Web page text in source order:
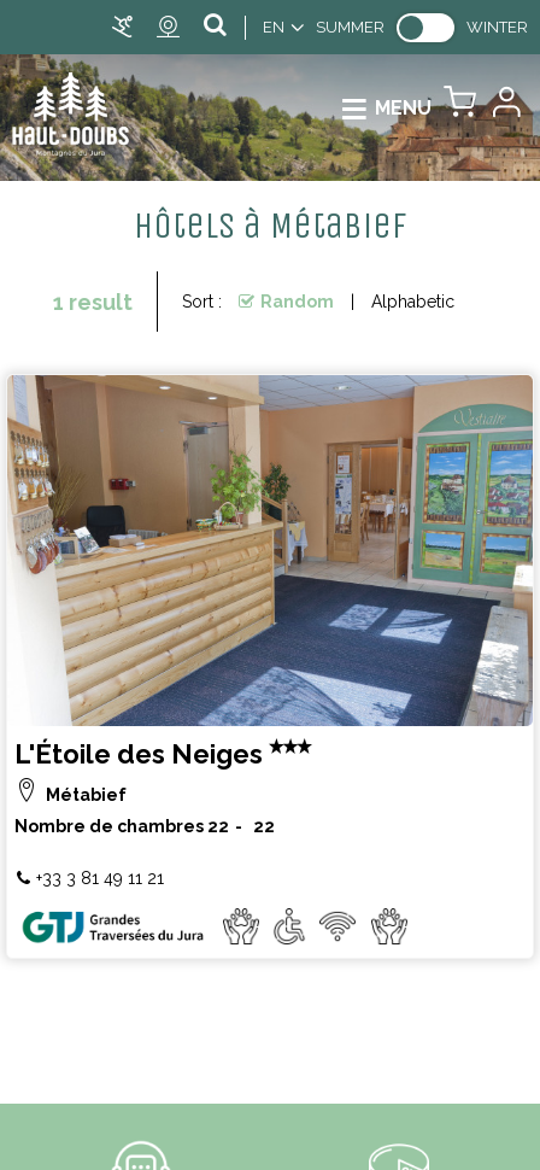
EN SUMMER WINTER
MENU
Hôtels à Métabief
1 result Sort : Random Alphabetic
L'Étoile des Neiges
Métabief
Nombre de chambres 22 22
+33 3 81 49 11 21